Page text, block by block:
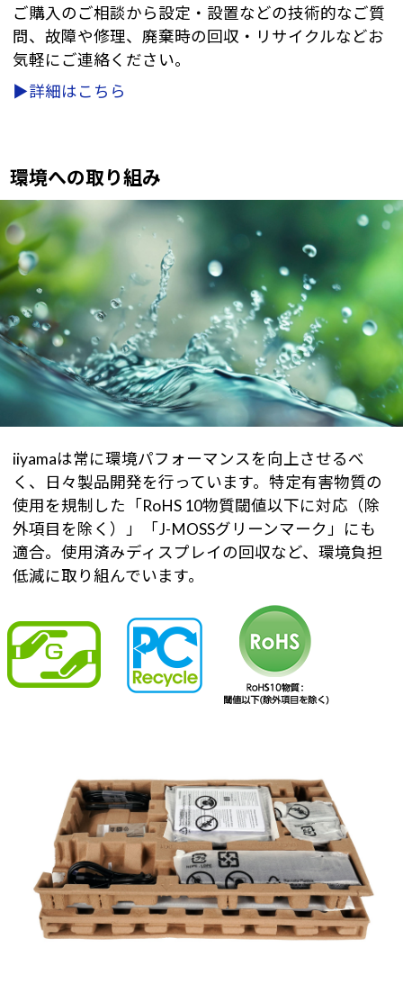
ご購入のご相談から設定・設置などの技術的なご質
問、故障や修理、廃棄時の回収・リサイクルなどお
気軽にご連絡ください。
▶詳細はこちら
環境への取り組み
iiyamaは常に環境パフォーマンスを向上させるべ
く、日々製品開発を行っています。特定有害物質の
使用を規制した「RoHS 10物質閾値以下に対応（除
外項目を除く）」「J-MOSSグリーンマーク」にも
適合。使用済みディスプレイの回収など、環境負担
低減に取り組んでいます。